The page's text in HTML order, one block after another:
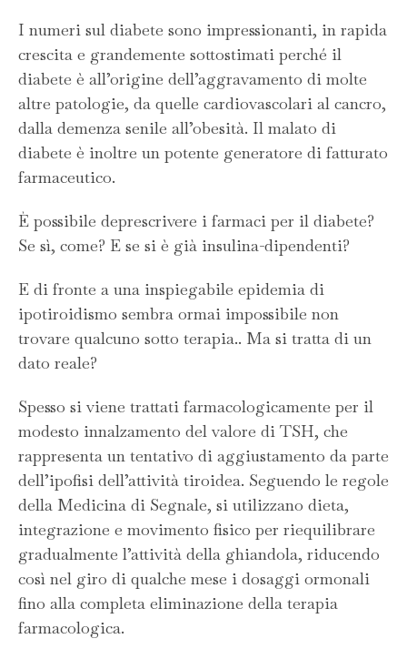
I numeri sul diabete sono impressionanti, in rapida
crescita e grandemente sottostimati perché il
diabete è all’origine dell’aggravamento di molte
altre patologie, da quelle cardiovascolari al cancro,
dalla demenza senile all’obesità. Il malato di
diabete è inoltre un potente generatore di fatturato
farmaceutico.
È possibile deprescrivere i farmaci per il diabete?
Se sì, come? E se si è già insulina-dipendenti?
E di fronte a una inspiegabile epidemia di
ipotiroidismo sembra ormai impossibile non
trovare qualcuno sotto terapia.. Ma si tratta di un
dato reale?
Spesso si viene trattati farmacologicamente per il
modesto innalzamento del valore di TSH, che
rappresenta un tentativo di aggiustamento da parte
dell’ipofisi dell’attività tiroidea. Seguendo le regole
della Medicina di Segnale, si utilizzano dieta,
integrazione e movimento fisico per riequilibrare
gradualmente l’attività della ghiandola, riducendo
così nel giro di qualche mese i dosaggi ormonali
fino alla completa eliminazione della terapia
farmacologica.